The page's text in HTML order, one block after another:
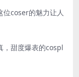
位coser的魅力让人
，甜度爆表的cospl